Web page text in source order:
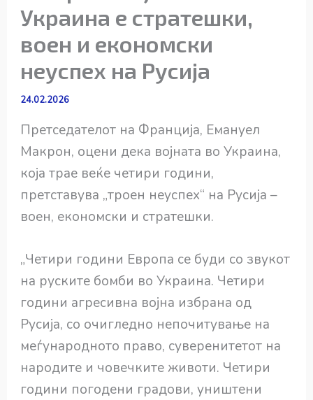
Украина е стратешки,
воен и економски
неуспех на Русија
24.02.2026
Претседателот на Франција, Емануел
Макрон, оцени дека војната во Украина,
која трае веќе четири години,
претставува „троен неуспех“ на Русија –
воен, економски и стратешки.
„Четири години Европа се буди со звукот
на руските бомби во Украина. Четири
години агресивна војна избрана од
Русија, со очигледно непочитување на
меѓународното право, суверенитетот на
народите и човечките животи. Четири
години погодени градови, уништени